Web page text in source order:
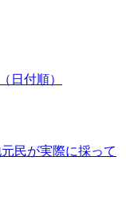
日付順）
民が実際に採って